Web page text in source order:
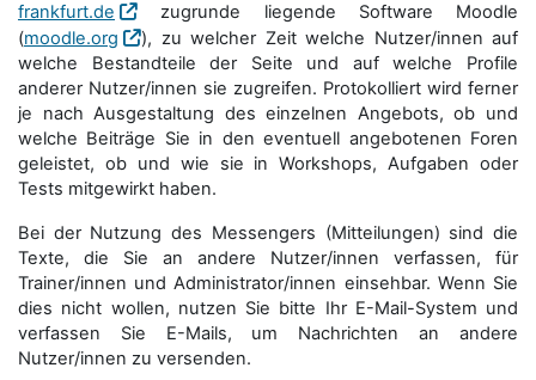
frankfurt.de
zugrunde liegende Software Moodle
(moodle.org
), zu welcher Zeit welche Nutzer/innen auf
welche Bestandteile der Seite und auf welche Profile
anderer Nutzer/innen sie zugreifen. Protokolliert wird ferner
je nach Ausgestaltung des einzelnen Angebots, ob und
welche Beiträge Sie in den eventuell angebotenen Foren
geleistet, ob und wie sie in Workshops, Aufgaben oder
Tests mitgewirkt haben.
Bei der Nutzung des Messengers (Mitteilungen) sind die
Texte, die Sie an andere Nutzer/innen verfassen, für
Trainer/innen und Administrator/innen einsehbar. Wenn Sie
dies nicht wollen, nutzen Sie bitte Ihr E-Mail-System und
verfassen Sie E-Mails, um Nachrichten an andere
Nutzer/innen zu versenden.